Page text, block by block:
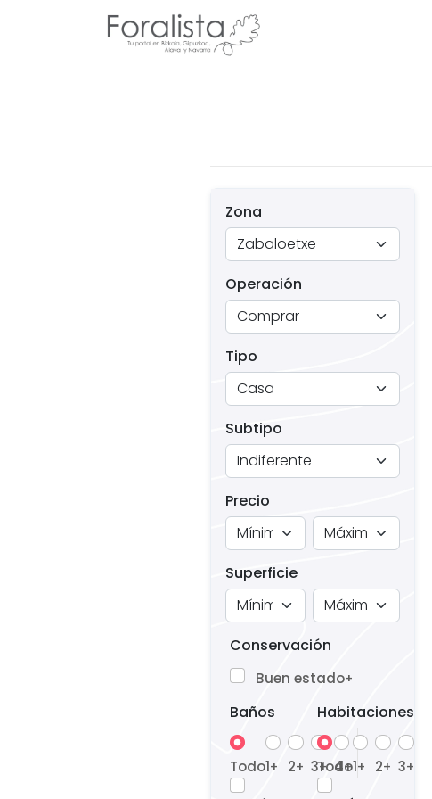
Zona
Operación
Tipo
Subtipo
Precio
Superficie
Conservación
Buen estado+
Baños
Todo1+ 2+ 3+ 4+
Habitaciones
Todo1+ 2+ 3+